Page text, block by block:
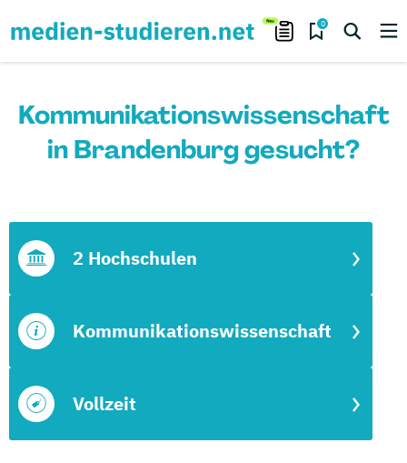
0
Kommunikationswissenschaft
in Brandenburg gesucht?
Vollzeit
Kommunikationswissenschaft
2 Hochschulen